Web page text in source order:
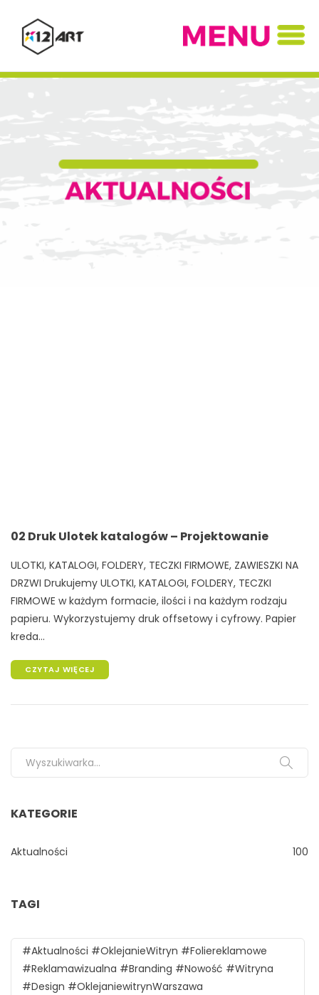
02 Druk Ulotek katalogów – Projektowanie
ULOTKI, KATALOGI, FOLDERY, TECZKI FIRMOWE, ZAWIESZKI NA
DRZWI Drukujemy ULOTKI, KATALOGI, FOLDERY, TECZKI
FIRMOWE w każdym formacie, ilości i na każdym rodzaju
papieru. Wykorzystujemy druk offsetowy i cyfrowy. Papier
kreda...
CZYTAJ WIĘCEJ
Search for:
KATEGORIE
Aktualności 100
TAGI
#aktualności #oklejanieWitryn #foliereklamowe
#reklamawizualna #branding #nowość #witryna
#design #oklejaniewitrynWarszawa